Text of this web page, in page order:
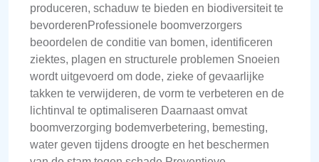
produceren, schaduw te bieden en biodiversiteit te
bevorderenProfessionele boomverzorgers
beoordelen de conditie van bomen, identificeren
ziektes, plagen en structurele problemen Snoeien
wordt uitgevoerd om dode, zieke of gevaarlijke
takken te verwijderen, de vorm te verbeteren en de
lichtinval te optimaliseren Daarnaast omvat
boomverzorging bodemverbetering, bemesting,
water geven tijdens droogte en het beschermen